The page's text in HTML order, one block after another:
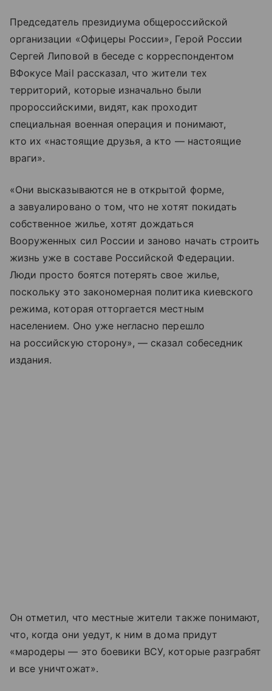
Председатель президиума общероссийской
организации «Офицеры России», Герой России
Сергей Липовой в беседе с корреспондентом
ВФокусе Mail рассказал, что жители тех
территорий, которые изначально были
пророссийскими, видят, как проходит
специальная военная операция и понимают,
кто их «настоящие друзья, а кто — настоящие
враги».
«Они высказываются не в открытой форме,
а завуалировано о том, что не хотят покидать
собственное жилье, хотят дождаться
Вооруженных сил России и заново начать строить
жизнь уже в составе Российской Федерации.
Люди просто боятся потерять свое жилье,
поскольку это закономерная политика киевского
режима, которая отторгается местным
населением. Оно уже негласно перешло
на российскую сторону», — сказал собеседник
издания.
Он отметил, что местные жители также понимают,
что, когда они уедут, к ним в дома придут
«мародеры — это боевики ВСУ, которые разграбят
и все уничтожат».